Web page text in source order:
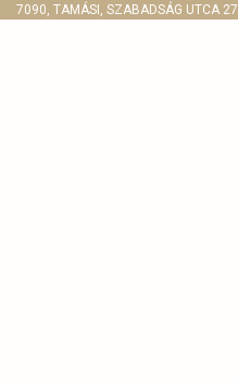
7090, TAMÁSI, SZABADSÁG UTCA 27